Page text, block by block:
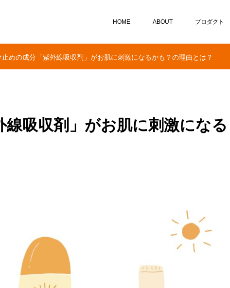
HOME ABOUT プロダクト
止めの成分「紫外線吸収剤」がお肌に刺激になるかも？の理由とは？
線吸収剤」がお肌に刺激になる